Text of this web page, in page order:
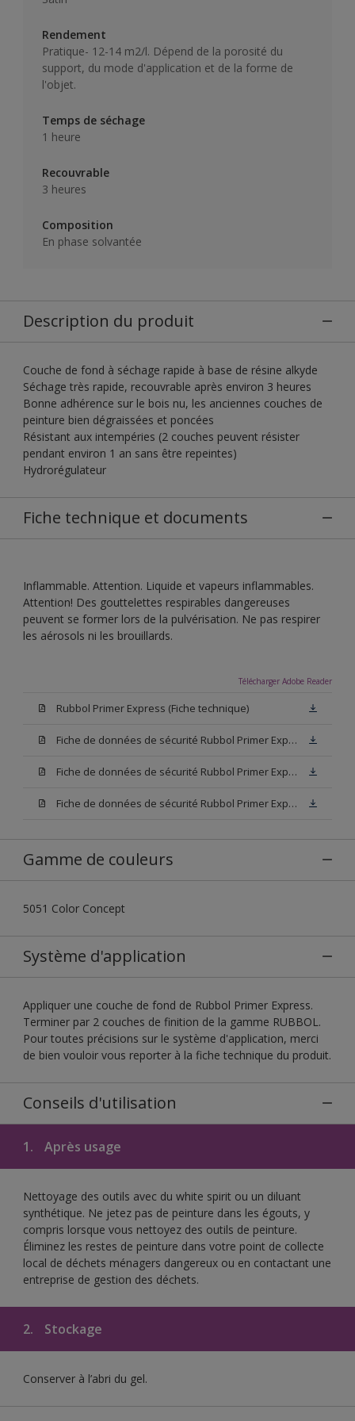
Rendement
Pratique- 12-14 m2/l. Dépend de la porosité du
support, du mode d'application et de la forme de
l'objet.
Temps de séchage
1 heure
Recouvrable
3 heures
Composition
En phase solvantée
Description du produit
Couche de fond à séchage rapide à base de résine alkyde
Séchage très rapide, recouvrable après environ 3 heures
Bonne adhérence sur le bois nu, les anciennes couches de
peinture bien dégraissées et poncées
Résistant aux intempéries (2 couches peuvent résister
pendant environ 1 an sans être repeintes)
Hydrorégulateur
Fiche technique et documents
Inflammable. Attention. Liquide et vapeurs inflammables.
Attention! Des gouttelettes respirables dangereuses
peuvent se former lors de la pulvérisation. Ne pas respirer
les aérosols ni les brouillards.
Télécharger Adobe Reader
Rubbol Primer Express (Fiche technique)
Fiche de données de sécurité Rubbol Primer Express White (SDS)
Fiche de données de sécurité Rubbol Primer Express W05 (SDS)
Fiche de données de sécurité Rubbol Primer Express N00 (SDS)
Gamme de couleurs
5051 Color Concept
Système d'application
Appliquer une couche de fond de Rubbol Primer Express.
Terminer par 2 couches de finition de la gamme RUBBOL.
Pour toutes précisions sur le système d'application, merci
de bien vouloir vous reporter à la fiche technique du produit.
Conseils d'utilisation
1. Après usage
Nettoyage des outils avec du white spirit ou un diluant
synthétique. Ne jetez pas de peinture dans les égouts, y
compris lorsque vous nettoyez des outils de peinture.
Éliminez les restes de peinture dans votre point de collecte
local de déchets ménagers dangereux ou en contactant une
entreprise de gestion des déchets.
2. Stockage
Conserver à l’abri du gel.